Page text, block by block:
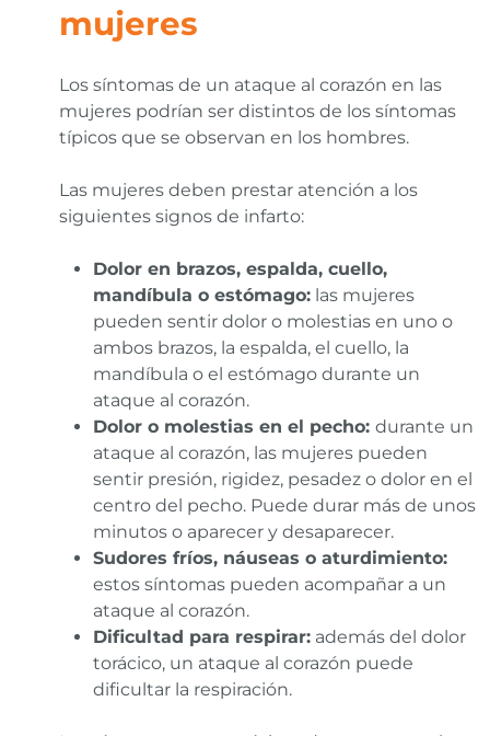
mujeres
Los síntomas de un ataque al corazón en las
mujeres podrían ser distintos de los síntomas
típicos que se observan en los hombres.
Las mujeres deben prestar atención a los
siguientes signos de infarto:
Dolor en brazos, espalda, cuello,
mandíbula o estómago:las mujeres
pueden sentir dolor o molestias en uno o
ambos brazos, la espalda, el cuello, la
mandíbula o el estómago durante un
ataque al corazón.
Dolor o molestias en el pecho: durante un
ataque al corazón, las mujeres pueden
sentir presión, rigidez, pesadez o dolor en el
centro del pecho. Puede durar más de unos
minutos o aparecer y desaparecer.
Sudores fríos, náuseas o aturdimiento:
estos síntomas pueden acompañar a un
ataque al corazón.
Dificultad para respirar:además del dolor
torácico, un ataque al corazón puede
dificultar la respiración.